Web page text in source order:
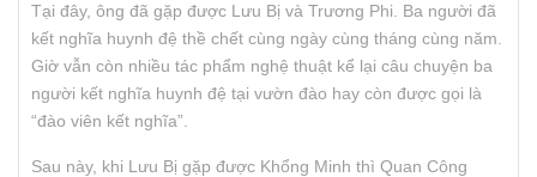
Tại đây, ông đã gặp được Lưu Bị và Trương Phi. Ba người đã
kết nghĩa huynh đệ thề chết cùng ngày cùng tháng cùng năm.
Giờ vẫn còn nhiều tác phẩm nghệ thuật kể lại câu chuyện ba
người kết nghĩa huynh đệ tại vườn đào hay còn được gọi là
“đào viên kết nghĩa”.
Sau này, khi Lưu Bị gặp được Khổng Minh thì Quan Công